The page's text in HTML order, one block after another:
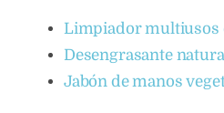
Limpiador multiusos
Desengrasante
Jabón de manos